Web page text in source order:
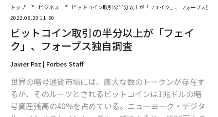
トップ ビジネス
ビットコイン取引の半分以上が「フェイク」、フォーブス独自
2022.08.29 11:30
ビットコイン取引の半分以上が「フェイ
ク」、フォーブス独自調査
Javier Paz | Forbes Staff
世界の暗号通貨市場には、膨大な数のトークンが存在す
るが、そのルーツとされるビットコインは1兆ドルの暗
号資産残高の40%を占めている。ニューヨーク・デジタ